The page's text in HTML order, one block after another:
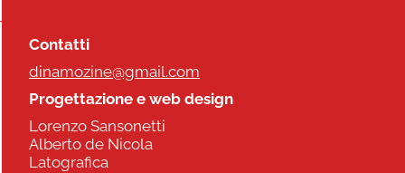
Contatti
dinamozine@gmail.com
Progettazione e web design
Lorenzo Sansonetti
Alberto de Nicola
Latografica